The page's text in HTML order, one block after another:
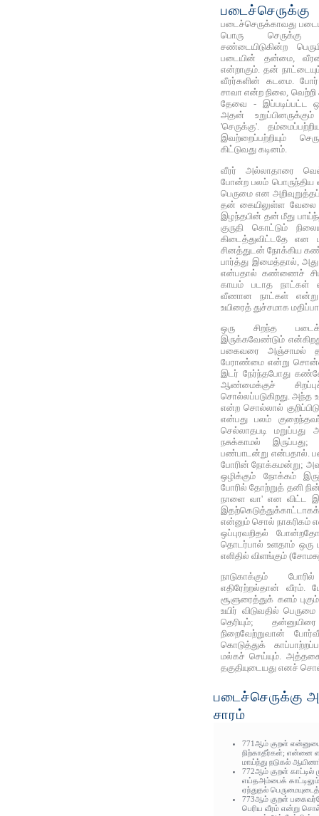
படைச்செருக்கு
படைச்செருக்காவது
பொரு செருக்கு
சண்டையிடுகின்ற
படையின் தன்மை,
என்றாகும். தன்
வீரர்களின் கடமை.
சாவா என்ற நிலை,
தேவை - இப்படிப்பட்ட
அதன்
'செருக்கு'.
இவற்றைப்பற்றியும்
கிட்டுவது கடினம்.
வீரர் அல்லாதாரை
போன்ற பலம் பொருந்திய
பெருமை என
தன் கையிலுள்ள வேலை
இழந்தபின் தன் மீது
குருதி கொட்டும்
கிடைத்துவிட்டதே என
சினத்துடன் நோக்கிய
பார்த்து இமைத்தால், அது
என்பதால் கண்ணைச்
காயம் படாத நாட்கள்
வீணான நாட்கள்
உயிரைத் துச்சமாக
ஒரு சிறந்த
இருக்கவேண்டும்
பகைவரை அஞ்சாமல்
பேராண்மை என்று
இடர் நேர்ந்தபோது
ஆண்மைக்குச்
சொல்லப்படுகிறது.
என்ற சொல்லால்
என்பது பலம்
செல்லாதபடி
நசுக்காமல்
பண்பாடன்று என்பதால்.
போரின் நோக்கமன்று;
ஒழிக்கும் நோக்கம்
போரில் தோற்றுத் தனி
நாளை வா' என விட்ட
என்னும் சொல்
ஒப்புரவறிதல்
தொடர்பால் உளதாம் ஒரு
எளிதில் விளங்கும்
நாடுகாக்கும்
எதிரேற்றல்தான் வீரம்.
சூளுரைத்துக் களம்
உயிர் விடுவதில்
தெரியும்;
நிறைவேற்றுவான்
கொடுத்துக்
மல்கச் செய்யும்.
தகுதியுடையது எனச்
படைச்செருக்கு
சாரம்
771ஆம் குறள்
நிற்காதீர்கள்; என்னை
மாய்ந்து நடுகல்
772ஆம் குறள் காட்டில்
எய்தஅம்பைக்
ஏந்துதல்
773ஆம் குறள்
பெரிய வீரம் என்று